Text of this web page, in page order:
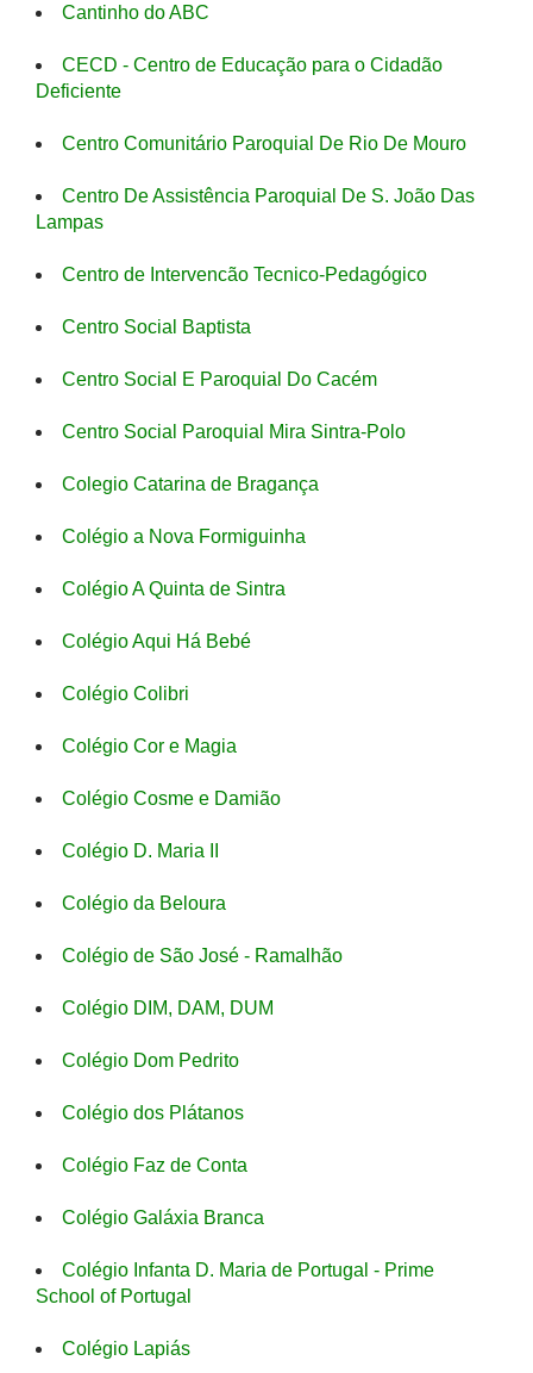
Cantinho do ABC
CECD - Centro de Educação para o Cidadão
Deficiente
Centro Comunitário Paroquial De Rio De Mouro
Centro De Assistência Paroquial De S. João Das
Lampas
Centro de Intervencão Tecnico-Pedagógico
Centro Social Baptista
Centro Social E Paroquial Do Cacém
Centro Social Paroquial Mira Sintra-Polo
Colegio Catarina de Bragança
Colégio a Nova Formiguinha
Colégio A Quinta de Sintra
Colégio Aqui Há Bebé
Colégio Colibri
Colégio Cor e Magia
Colégio Cosme e Damião
Colégio D. Maria II
Colégio da Beloura
Colégio de São José - Ramalhão
Colégio DIM, DAM, DUM
Colégio Dom Pedrito
Colégio dos Plátanos
Colégio Faz de Conta
Colégio Galáxia Branca
Colégio Infanta D. Maria de Portugal - Prime
School of Portugal
Colégio Lapiás